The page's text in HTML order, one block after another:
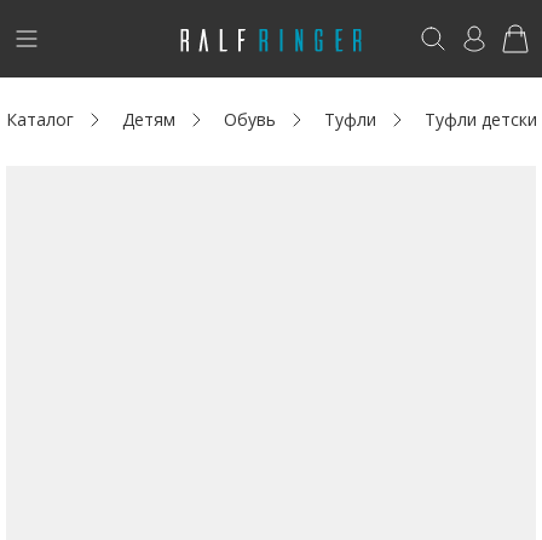
!
Новинки
Возникли вопросы? - club@ralf.ru
Каталог Детям Обувь Туфли Туфли